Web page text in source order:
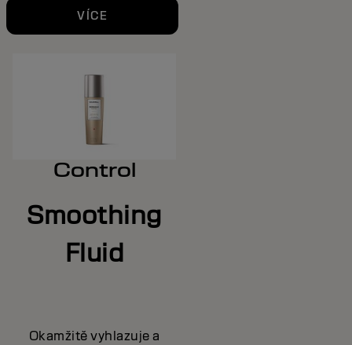
VÍCE
Control
Smoothing
Fluid
Okamžitě vyhlazuje a